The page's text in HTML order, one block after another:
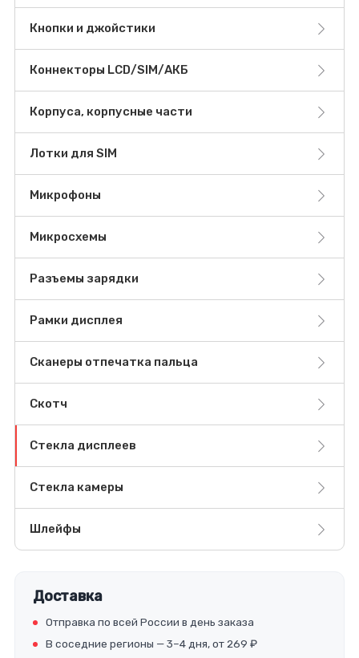
Кнопки и джойстики
Коннекторы LCD/SIM/АКБ
Корпуса, корпусные части
Лотки для SIM
Микрофоны
Микросхемы
Разъемы зарядки
Рамки дисплея
Сканеры отпечатка пальца
Скотч
Стекла дисплеев
Стекла камеры
Шлейфы
Доставка
Отправка по всей России в день заказа
В соседние регионы — 3–4 дня, от 269 ₽